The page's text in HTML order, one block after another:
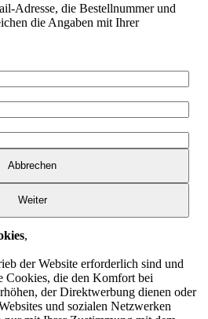
Adresse, die Bestellnummer und
die Angaben mit Ihrer
Abbrechen
Weiter
,
der Website erforderlich sind und
Cookies, die den Komfort bei
der Direktwerbung dienen oder
und sozialen Netzwerken